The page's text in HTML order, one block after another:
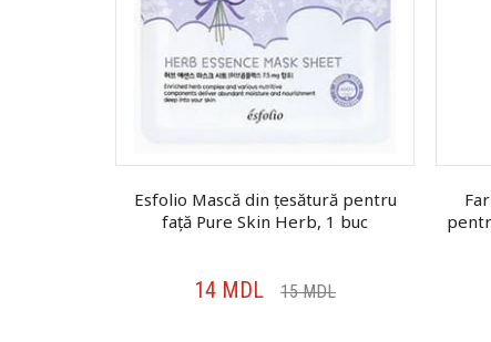
Esfolio Mască din țesătură pentru
față Pure Skin Herb, 1 buc
14 MDL 15MDL